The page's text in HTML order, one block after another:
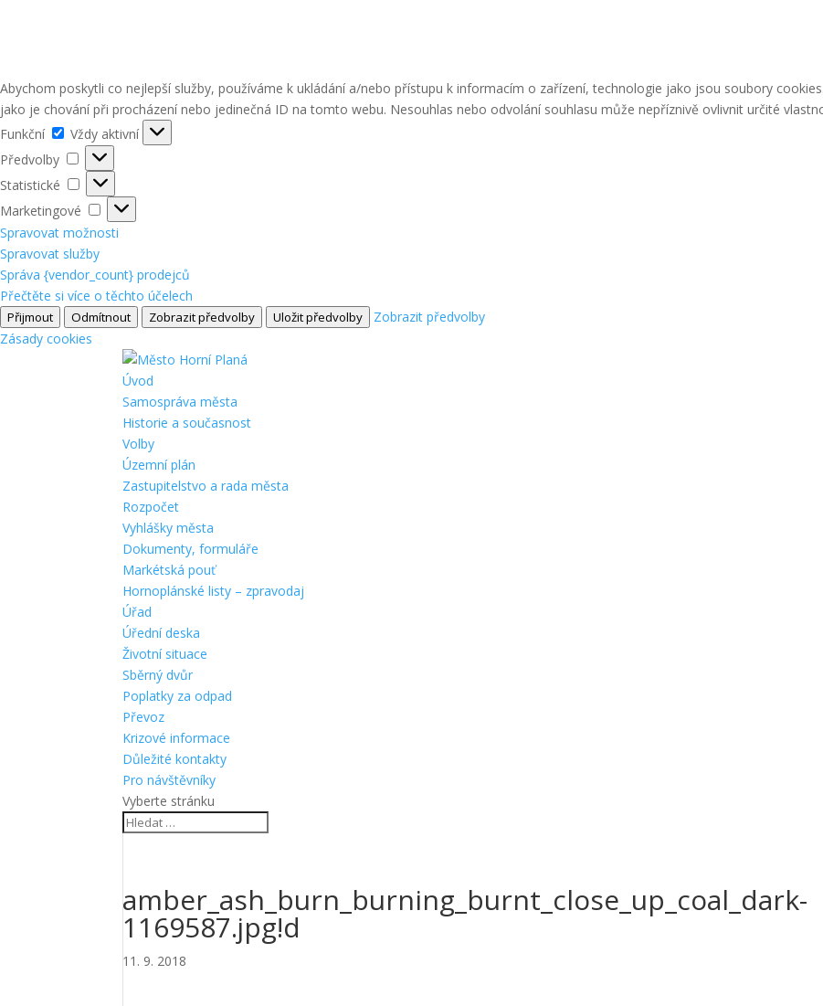
Abychom poskytli co nejlepší služby, používáme k ukládání a/nebo přístupu k informacím o zařízení, technologie jako jsou soubory
jako je chování při procházení nebo jedinečná ID na tomto webu. Nesouhlas nebo odvolání souhlasu může nepříznivě ovlivnit určité
Funkční
Funkční
Vždy aktivní
Předvolby
Předvolby
Statistické
Statistické
Marketingové
Marketingové
Spravovat možnosti
Spravovat služby
Správa {vendor_count} prodejců
Přečtěte si více o těchto účelech
Přijmout Odmítnout Zobrazit předvolby Uložit předvolby
Zobrazit předvolby
Zásady cookies
Úvod
Samospráva města
Historie a současnost
Volby
Územní plán
Zastupitelstvo a rada města
Rozpočet
Vyhlášky města
Dokumenty, formuláře
Markétská pouť
Hornoplánské listy – zpravodaj
Úřad
Úřední deska
Životní situace
Sběrný dvůr
Poplatky za odpad
Převoz
Krizové informace
Důležité kontakty
Pro návštěvníky
Vyberte stránku
amber_ash_burn_burning_burnt_close_up_coal_dark-
1169587.jpg!d
11. 9. 2018